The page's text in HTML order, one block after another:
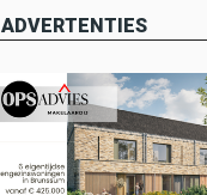
ADVERTENTIES